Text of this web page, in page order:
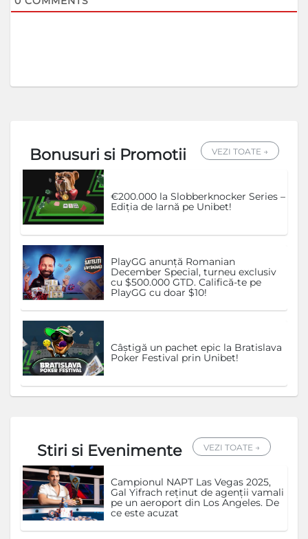
Bonusuri si Promotii VEZI TOATE →
€200.000 la Slobberknocker Series –
Ediția de Iarnă pe Unibet!
PlayGG anunță Romanian
December Special, turneu exclusiv
cu $500.000 GTD. Califică-te pe
PlayGG cu doar $10!
Câștigă un pachet epic la Bratislava
Poker Festival prin Unibet!
Stiri si Evenimente VEZI TOATE →
Campionul NAPT Las Vegas 2025,
Gal Yifrach reținut de agenții vamali
pe un aeroport din Los Angeles. De
ce este acuzat